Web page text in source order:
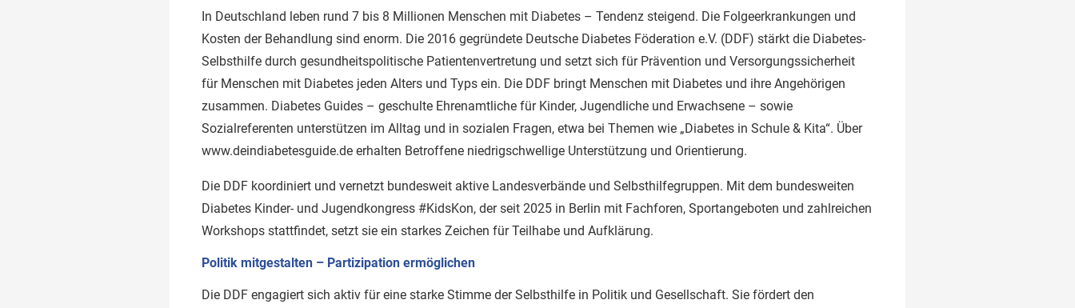
In Deutschland leben rund 7 bis 8 Millionen Menschen mit Diabetes – Tendenz steigend. Die Folgeerkrankungen und
Kosten der Behandlung sind enorm. Die 2016 gegründete Deutsche Diabetes Föderation e.V. (DDF) stärkt die Diabetes-
Selbsthilfe durch gesundheitspolitische Patientenvertretung und setzt sich für Prävention und Versorgungssicherheit
für Menschen mit Diabetes jeden Alters und Typs ein. Die DDF bringt Menschen mit Diabetes und ihre Angehörigen
zusammen. Diabetes Guides – geschulte Ehrenamtliche für Kinder, Jugendliche und Erwachsene – sowie
Sozialreferenten unterstützen im Alltag und in sozialen Fragen, etwa bei Themen wie „Diabetes in Schule & Kita“. Über
www.deindiabetesguide.de erhalten Betroffene niedrigschwellige Unterstützung und Orientierung.
Die DDF koordiniert und vernetzt bundesweit aktive Landesverbände und Selbsthilfegruppen. Mit dem bundesweiten
Diabetes Kinder- und Jugendkongress #KidsKon, der seit 2025 in Berlin mit Fachforen, Sportangeboten und zahlreichen
Workshops stattfindet, setzt sie ein starkes Zeichen für Teilhabe und Aufklärung.
Politik mitgestalten – Partizipation ermöglichen
Die DDF engagiert sich aktiv für eine starke Stimme der Selbsthilfe in Politik und Gesellschaft. Sie fördert den